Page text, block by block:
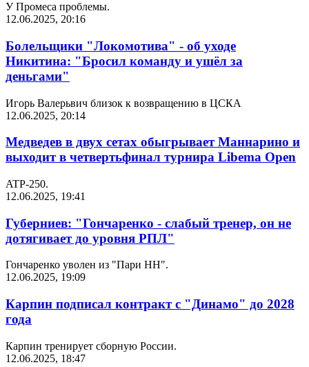
У Промеса проблемы.
12.06.2025, 20:16
Болельщики "Локомотива" - об уходе
Никитина: "Бросил команду и ушёл за
деньгами"
Игорь Валерьвич близок к возвращению в ЦСКА
12.06.2025, 20:14
Медведев в двух сетах обыгрывает Маннарино и
выходит в четвертьфинал турнира Libema Open
ATP-250.
12.06.2025, 19:41
Губерниев: "Гончаренко - слабый тренер, он не
дотягивает до уровня РПЛ"
Гончаренко уволен из "Пари НН".
12.06.2025, 19:09
Карпин подписал контракт с "Динамо" до 2028
года
Карпин тренирует сборную России.
12.06.2025, 18:47